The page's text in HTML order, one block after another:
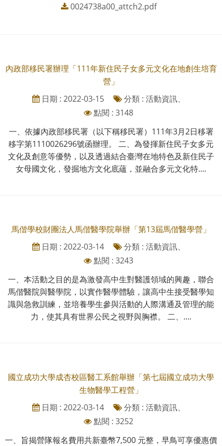
0024738a00_attch2.pdf
內政部移民署辦理「111年新住民子女多元文化在地創生培育
營」
日期 : 2022-03-15
分類 : 活動資訊、
點閱 : 3148
一、依據內政部移民署（以下稱移民署）111年3月2日移署
移字第1110026296號函辦理。 二、為發揮新住民子女多元
文化及創意等優勢，以及透過結合臺灣在地特色及新住民子
女母國文化，發掘地方文化底蘊，並融合多元文化特....
馬偕學校財團法人馬偕醫學院舉辦「第13屆馬偕醫學營」
日期 : 2022-03-14
分類 : 活動資訊、
點閱 : 3243
一、本活動之目的是為激發高中生對醫護領域的興趣，聯合
馬偕醫院與醫學院，以實作醫學體驗，讓高中生接受醫學知
識與急救訓練，並培養學生參與活動的人際溝通及管理的能
力，使其具有世界公民之視野與胸襟。 二、....
國立成功大學成杏校區醫工系館舉辦「第七屆國立成功大學
生物醫學工程營」
日期 : 2022-03-14
分類 : 活動資訊、
點閱 : 3252
一、旨揭營隊報名費用共新臺幣7,500 元整，早鳥可享優惠價